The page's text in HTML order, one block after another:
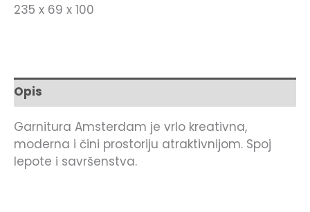
235 x 69 x 100
Opis
Garnitura Amsterdam je vrlo kreativna,
moderna i čini prostoriju atraktivnijom. Spoj
lepote i savršenstva.